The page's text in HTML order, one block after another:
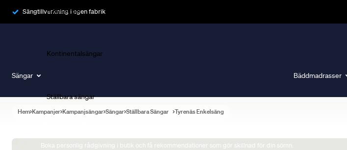
Sängtillverkning i egen fabrik
Sängar
Ramsängar
Kontinentalsängar
Ställbara sängar
Boka personlig rådgivning i butik och få rekommendationer som gör skillnad för din sömn.
Bäddmadrasser
Hem Kampanjer Kampanjsängar Sängar Ställbara Sängar Tyrenäs Enkelsäng